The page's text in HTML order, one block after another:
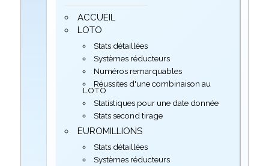
ACCUEIL
LOTO
Stats détaillées
Systèmes réducteurs
Numéros remarquables
Réussites d'une combinaison au
LOTO
Statistiques pour une date donnée
Stats second tirage
EUROMILLIONS
Stats détaillées
Systèmes réducteurs